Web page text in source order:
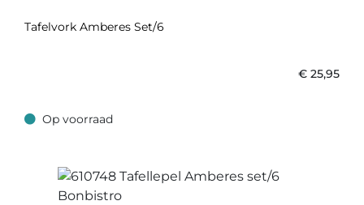
Tafelvork Amberes Set/6
€ 25,95
Op voorraad
Op voorraad